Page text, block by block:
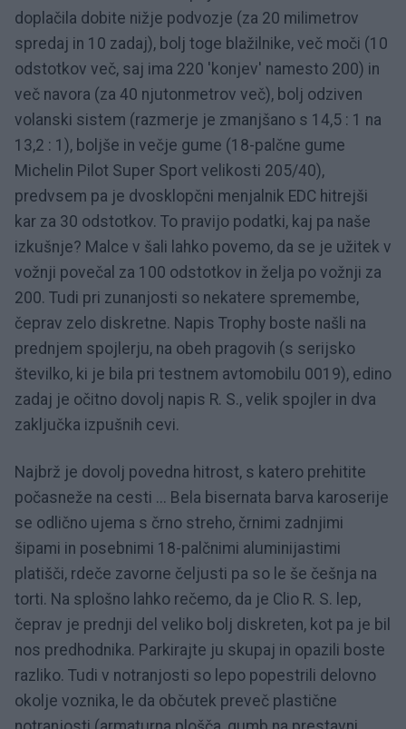
doplačila dobite nižje podvozje (za 20 milimetrov
spredaj in 10 zadaj), bolj toge blažilnike, več moči (10
odstotkov več, saj ima 220 'konjev' namesto 200) in
več navora (za 40 njutonmetrov več), bolj odziven
volanski sistem (razmerje je zmanjšano s 14,5 : 1 na
13,2 : 1), boljše in večje gume (18-palčne gume
Michelin Pilot Super Sport velikosti 205/40),
predvsem pa je dvosklopčni menjalnik EDC hitrejši
kar za 30 odstotkov. To pravijo podatki, kaj pa naše
izkušnje? Malce v šali lahko povemo, da se je užitek v
vožnji povečal za 100 odstotkov in želja po vožnji za
200. Tudi pri zunanjosti so nekatere spremembe,
čeprav zelo diskretne. Napis Trophy boste našli na
prednjem spojlerju, na obeh pragovih (s serijsko
številko, ki je bila pri testnem avtomobilu 0019), edino
zadaj je očitno dovolj napis R. S., velik spojler in dva
zaključka izpušnih cevi.
Najbrž je dovolj povedna hitrost, s katero prehitite
počasneže na cesti ... Bela bisernata barva karoserije
se odlično ujema s črno streho, črnimi zadnjimi
šipami in posebnimi 18-palčnimi aluminijastimi
platišči, rdeče zavorne čeljusti pa so le še češnja na
torti. Na splošno lahko rečemo, da je Clio R. S. lep,
čeprav je prednji del veliko bolj diskreten, kot pa je bil
nos predhodnika. Parkirajte ju skupaj in opazili boste
razliko. Tudi v notranjosti so lepo popestrili delovno
okolje voznika, le da občutek preveč plastične